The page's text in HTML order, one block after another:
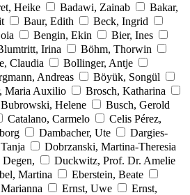
Heike Badawi, Zainab
Bakar,
Baur, Edith
Beck, Ingrid
Bengin, Ekin
Bier, Ines
Irina
Böhm, Thorwin
Claudia
Bollinger, Antje
Andreas
Böyük, Songül
Maria Auxilio
Brosch, Katharina
Bubrowski, Helene
Busch, Gerold
Catalano, Carmelo
Celis Pérez,
Dambacher, Ute
Dargies-
Dobrzanski, Martina-Theresia
Degen,
Duckwitz, Prof. Dr. Amelie
Martina
Eberstein, Beate
Ernst, Uwe
Ernst,